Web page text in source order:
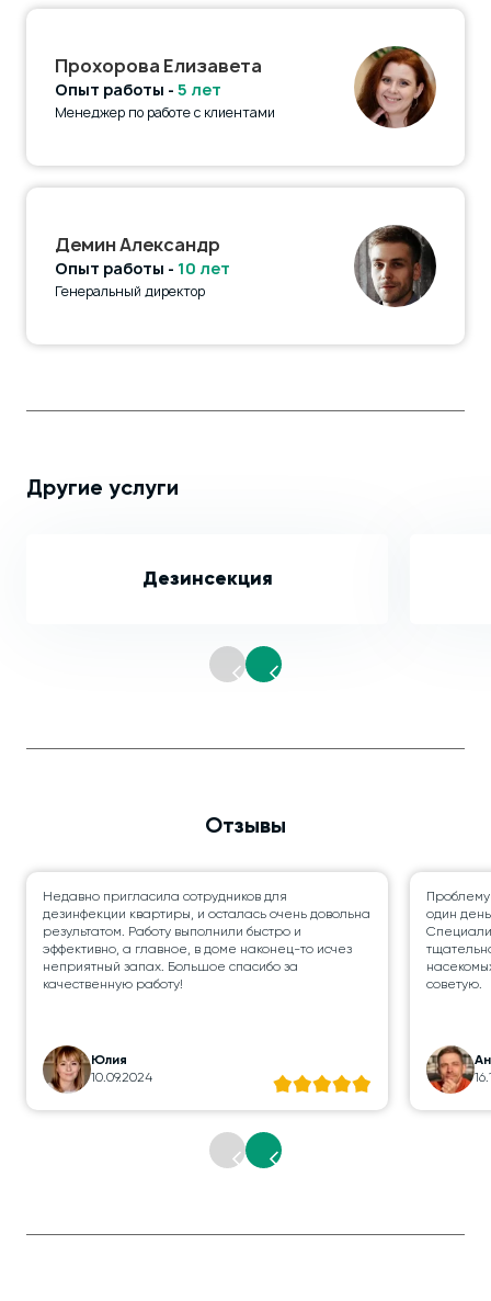
Прохорова Елизавета
Опыт работы - 5 лет
Менеджер по работе с клиентами
Демин Александр
Опыт работы - 10 лет
Генеральный директор
Другие услуги
Дезинсекция
Отзывы
Недавно пригласила сотрудников для
дезинфекции квартиры, и осталась очень довольна
результатом. Работу выполнили быстро и
эффективно, а главное, в доме наконец-то исчез
неприятный запах. Большое спасибо за
качественную работу!
Юлия
10.09.2024
один
советую.